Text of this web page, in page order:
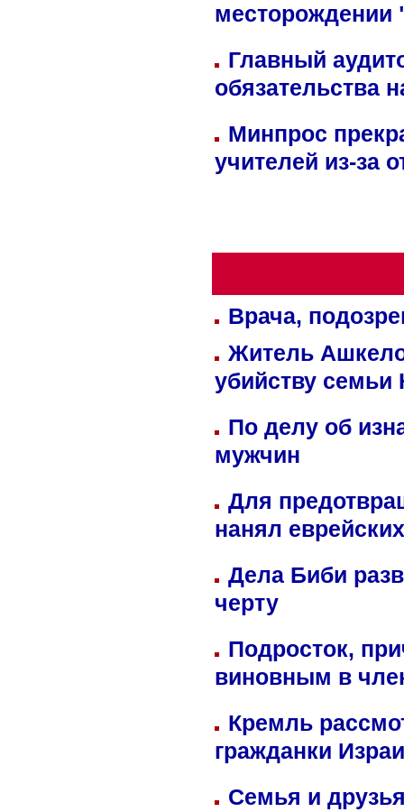
Главный
обязательства
Минпрос
учителей из-за
Врача,
Житель
убийству семьи
По делу об
мужчин
Для
нанял
Дела Биби
черту
Подросток,
виновным в
Кремль
гражданки
Семья и